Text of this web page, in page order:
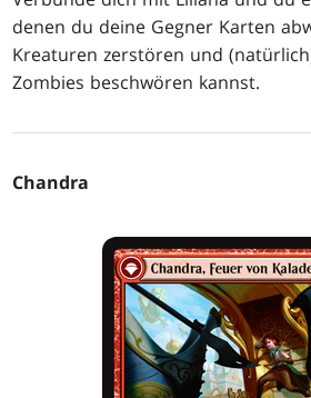
denen du deine Gegner Karten
Kreaturen zerstören und
Zombies beschwören kannst.
Chandra